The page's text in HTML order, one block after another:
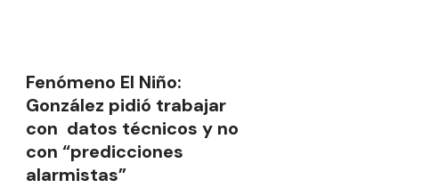
Fenómeno El Niño:
González pidió trabajar
con datos técnicos y no
con “predicciones
alarmistas”